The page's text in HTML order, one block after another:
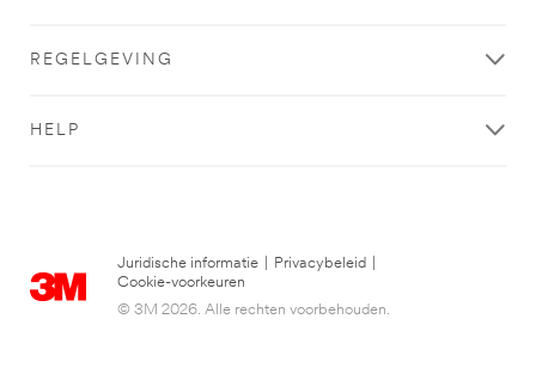
REGELGEVING
HELP
Juridische informatie Privacybeleid
Cookie-voorkeuren
© 3M 2026. Alle rechten voorbehouden.